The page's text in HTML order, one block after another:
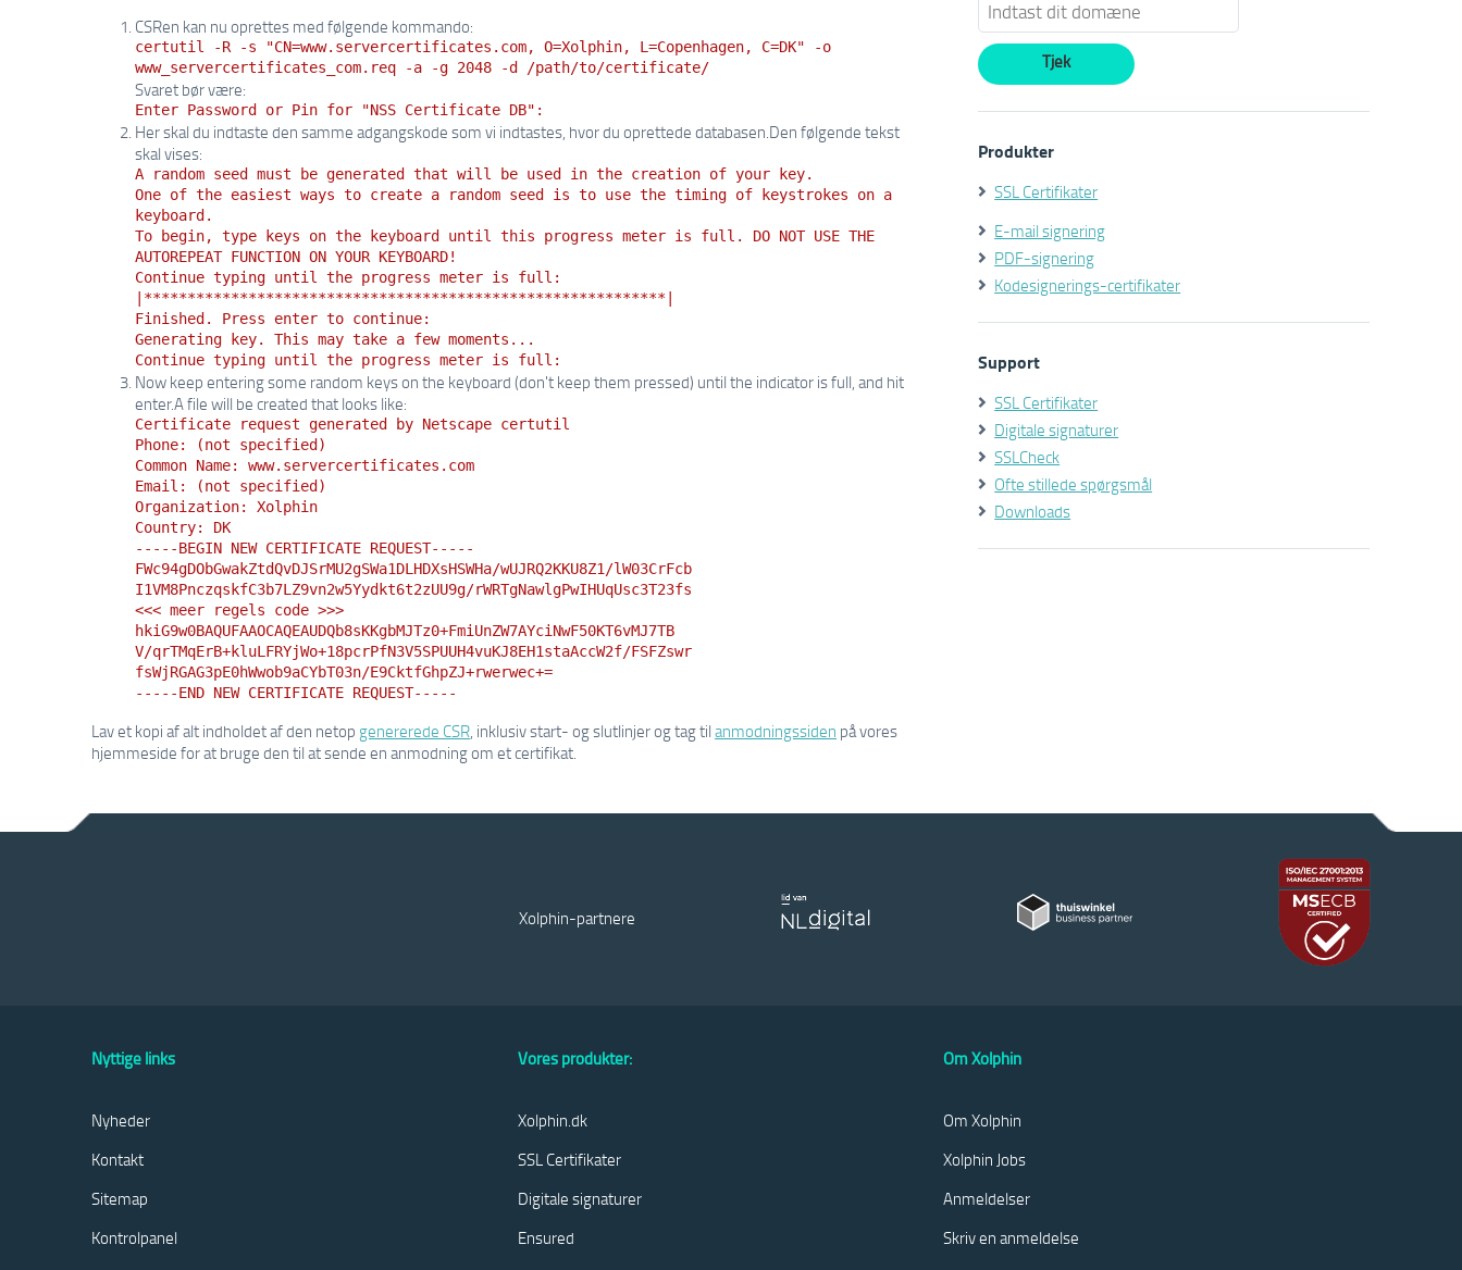
CSRen kan nu oprettes med følgende kommando:
certutil -R -s "CN=www.servercertificates.com, O=Xolphin, L=Copenhagen, C=DK" -o
www_servercertificates_com.req -a -g 2048 -d /path/to/certificate/
Svaret bør være:
Enter Password or Pin for "NSS Certificate DB":
Her skal du indtaste den samme adgangskode som vi indtastes, hvor du oprettede databasen.Den følgende tekst
skal vises:
A random seed must be generated that will be used in the creation of your key.
One of the easiest ways to create a random seed is to use the timing of keystrokes on a
keyboard.
To begin, type keys on the keyboard until this progress meter is full. DO NOT USE THE
AUTOREPEAT FUNCTION ON YOUR KEYBOARD!
Continue typing until the progress meter is full:
|************************************************************|
Finished. Press enter to continue:
Generating key. This may take a few moments...
Continue typing until the progress meter is full:
Now keep entering some random keys on the keyboard (don't keep them pressed) until the indicator is full, and hit
enter.A file will be created that looks like:
Certificate request generated by Netscape certutil
Phone: (not specified)
Common Name: www.servercertificates.com
Email: (not specified)
Organization: Xolphin
Country: DK
-----BEGIN NEW CERTIFICATE REQUEST-----
FWc94gDObGwakZtdQvDJSrMU2gSWa1DLHDXsHSWHa/wUJRQ2KKU8Z1/lW03CrFcb
I1VM8PnczqskfC3b7LZ9vn2w5Yydkt6t2zUU9g/rWRTgNawlgPwIHUqUsc3T23fs
<<< meer regels code >>>
hkiG9w0BAQUFAAOCAQEAUDQb8sKKgbMJTz0+FmiUnZW7AYciNwF50KT6vMJ7TB
V/qrTMqErB+kluLFRYjWo+18pcrPfN3V5SPUUH4vuKJ8EH1staAccW2f/FSFZswr
fsWjRGAG3pE0hWwob9aCYbT03n/E9CktfGhpZJ+rwerwec+=
-----END NEW CERTIFICATE REQUEST-----
Lav et kopi af alt indholdet af den netop genererede CSR , inklusiv start- og slutlinjer og tag til anmodningssiden på vores
hjemmeside for at bruge den til at sende en anmodning om et certifikat.
Produkter
SSL Certifikater
E-mail signering
PDF-signering
Kodesignerings-certifikater
Support
SSL Certifikater
Digitale signaturer
SSLCheck
Ofte stillede spørgsmål
Downloads
Xolphin-partnere
Nyttige links
Nyheder
Kontakt
Sitemap
Kontrolpanel
Vores produkter:
Xolphin.dk
SSL Certifikater
Digitale signaturer
Ensured
Om Xolphin
Om Xolphin
Xolphin Jobs
Anmeldelser
Skriv en anmeldelse